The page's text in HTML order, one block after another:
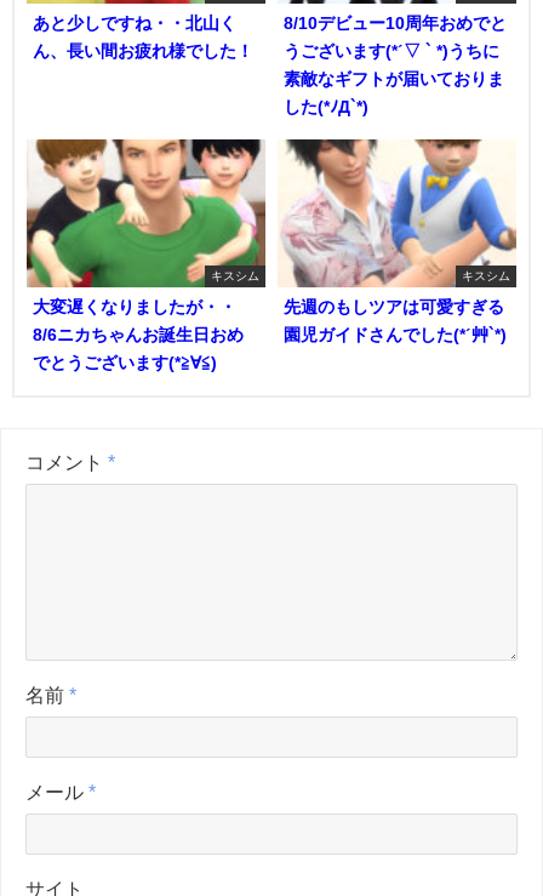
あと少しですね・・北山く
ん、長い間お疲れ様でした！
8/10デビュー10周年おめでと
うございます(*ˊ▽ ` *)うちに
素敵なギフトが届いておりま
した(*ﾉД`*)
キスシム
大変遅くなりましたが・・
8/6ニカちゃんお誕生日おめ
でとうございます(*≧∀≦)
キスシム
先週のもしツアは可愛すぎる
園児ガイドさんでした(*ˊ艸`*)
コメント *
名前 *
メール *
サイト